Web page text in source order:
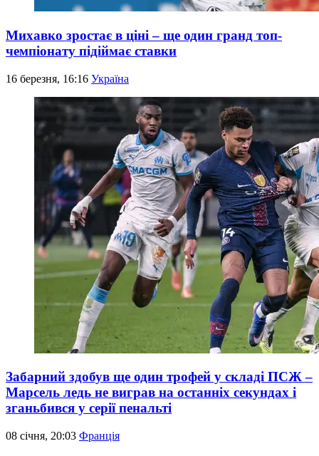
Михавко зростає в ціні – ще один гранд топ-
чемпіонату підіймає ставки
16 березня, 16:16 Україна
Забарний здобув ще один трофей у складі ПСЖ –
Марсель ледь не виграв на останніх секундах і
зганьбився у серії пенальті
08 січня, 20:03 Франція